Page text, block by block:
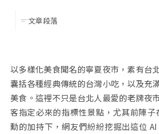
文章段落
以多樣化美食聞名的寧夏夜市，素有台
囊括各種經典傳統的台灣小吃，以及充
美食。這裡不只是台北人最愛的老牌夜
客指定必來的指標性景點，尤其前陣子
勳的加持下，網友們紛紛挖掘出這位